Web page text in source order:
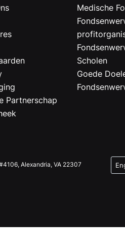
Partnerschap
Medische
Scholen
Goede
Alexandria, VA 22307